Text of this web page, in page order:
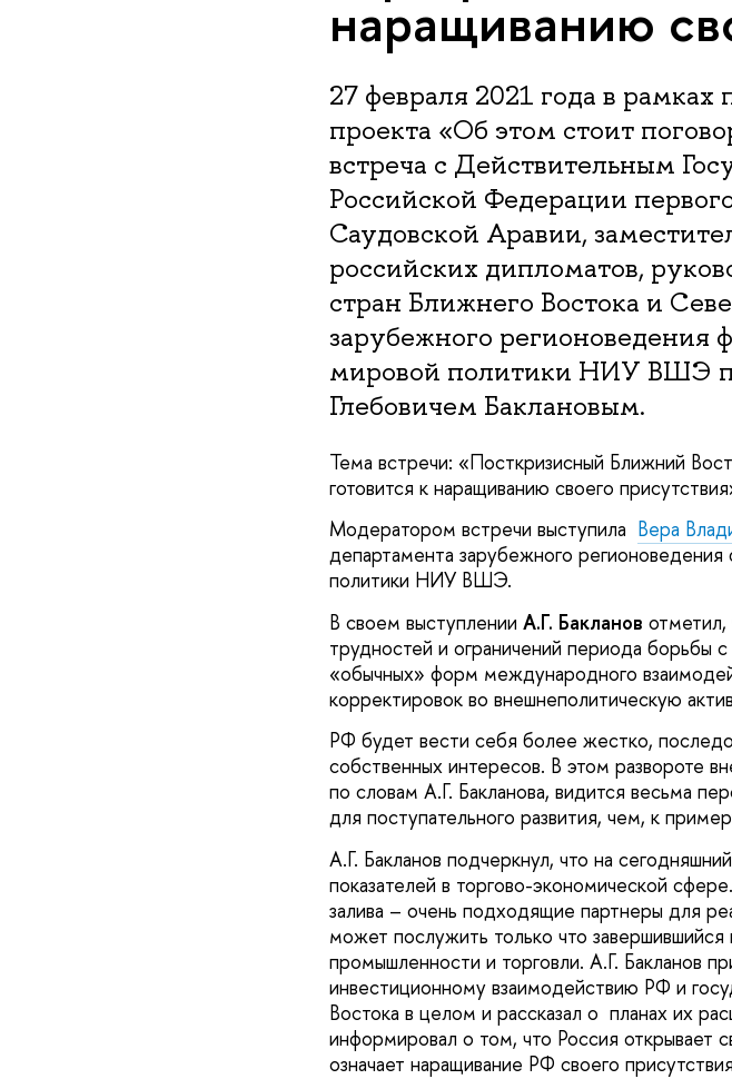
наращиванию
27 февраля 2021 года в
проекта «Об этом стоит
встреча с Действительным
Российской Федерации
Саудовской Аравии,
российских дипломатов,
стран Ближнего Востока и
зарубежного регионоведения
мировой политики НИУ ВШЭ
Глебовичем Баклановым.
Тема встречи: «Посткризисный Ближний
готовится к наращиванию своего
Модератором встречи выступила Вера
департамента зарубежного
политики НИУ ВШЭ.
В своем выступлении А.Г. Бакланов
трудностей и ограничений периода борьбы
«обычных» форм международного
корректировок во внешнеполитическую
РФ будет вести себя более жестко,
собственных интересов. В этом развороте
по словам А.Г. Бакланова, видится весьма
для поступательного развития, чем, к
А.Г. Бакланов подчеркнул, что на
показателей в торгово-экономической
залива – очень подходящие партнеры для
может послужить только что
промышленности и торговли. А.Г. Бакланов
инвестиционному взаимодействию РФ и
Востока в целом и рассказал о планах их
информировал о том, что Россия открывает
означает наращивание РФ своего